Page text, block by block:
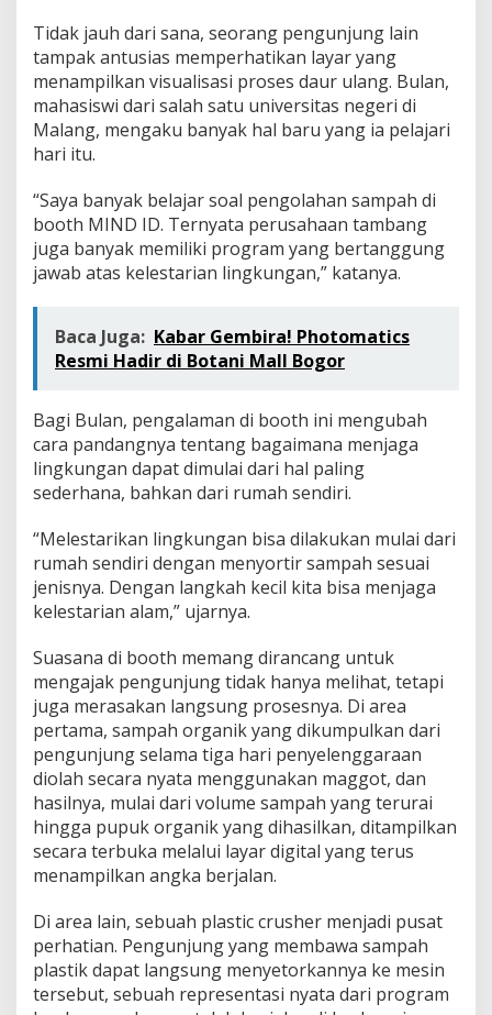
Tidak jauh dari sana, seorang pengunjung lain
tampak antusias memperhatikan layar yang
menampilkan visualisasi proses daur ulang. Bulan,
mahasiswi dari salah satu universitas negeri di
Malang, mengaku banyak hal baru yang ia pelajari
hari itu.
“Saya banyak belajar soal pengolahan sampah di
booth MIND ID. Ternyata perusahaan tambang
juga banyak memiliki program yang bertanggung
jawab atas kelestarian lingkungan,” katanya.
Baca Juga: Kabar Gembira! Photomatics
Resmi Hadir di Botani Mall Bogor
Bagi Bulan, pengalaman di booth ini mengubah
cara pandangnya tentang bagaimana menjaga
lingkungan dapat dimulai dari hal paling
sederhana, bahkan dari rumah sendiri.
“Melestarikan lingkungan bisa dilakukan mulai dari
rumah sendiri dengan menyortir sampah sesuai
jenisnya. Dengan langkah kecil kita bisa menjaga
kelestarian alam,” ujarnya.
Suasana di booth memang dirancang untuk
mengajak pengunjung tidak hanya melihat, tetapi
juga merasakan langsung prosesnya. Di area
pertama, sampah organik yang dikumpulkan dari
pengunjung selama tiga hari penyelenggaraan
diolah secara nyata menggunakan maggot, dan
hasilnya, mulai dari volume sampah yang terurai
hingga pupuk organik yang dihasilkan, ditampilkan
secara terbuka melalui layar digital yang terus
menampilkan angka berjalan.
Di area lain, sebuah plastic crusher menjadi pusat
perhatian. Pengunjung yang membawa sampah
plastik dapat langsung menyetorkannya ke mesin
tersebut, sebuah representasi nyata dari program